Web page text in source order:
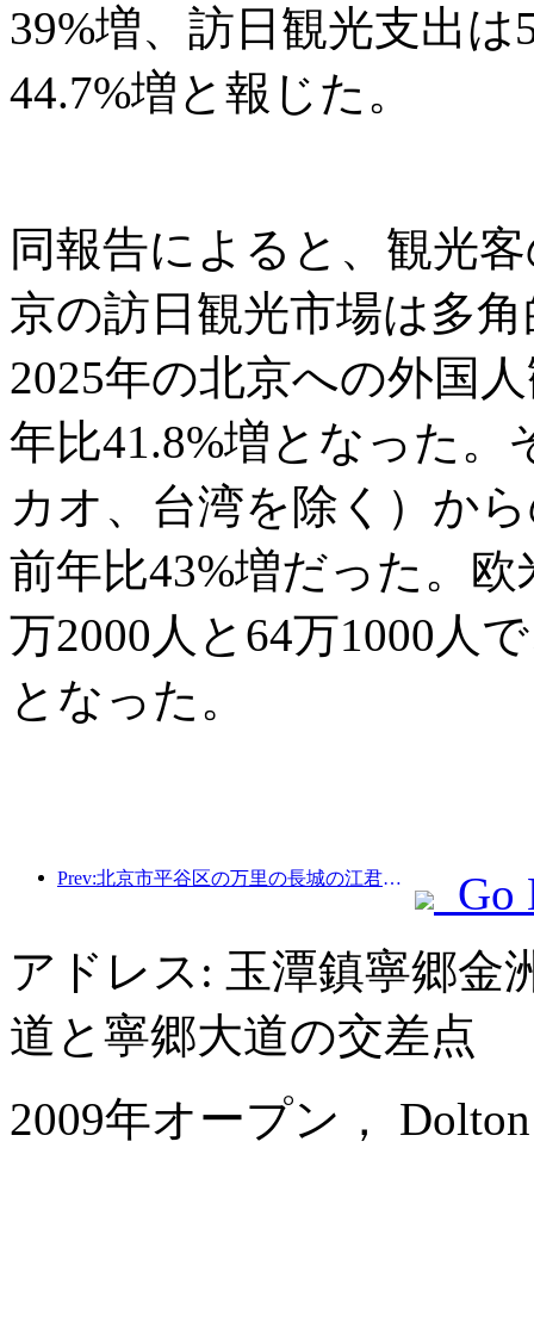
39%増、訪日観光支出
44.7%増と報じた。
同報告によると、観光
京の訪日観光市場は多
2025年の北京への外国
年比41.8%増となった
カオ、台湾を除く）か
前年比43%増だった。
万2000人と64万1000人
となった。
Prev:北京市平谷区の万里の長城の江君関区間は、早ければ2026年末にも一般公開される予定だ。
Go
アドレス: 玉潭鎮寧郷金
道と寧郷大道の交差点
2009年オープン， Dolton